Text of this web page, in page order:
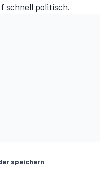
schnell politisch.
speichern